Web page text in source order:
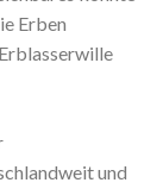
Erben
und